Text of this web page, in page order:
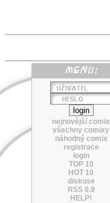
nejnovější comix
všechny comixy
náhodný comix
registrace
login
TOP 10
HOT 10
diskuse
RSS 0.9
HELP!